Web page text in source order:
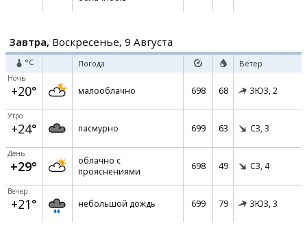
Завтра, Воскресенье, 9 Августа
°C Погода Ветер
Ночь
+20° малооблачно 698 68 ЗЮЗ, 2
Утро
+24° пасмурно 699 63 СЗ, 3
День
+29°
облачно с
прояснениями
698 49 СЗ, 4
Вечер
+21° небольшой дождь 699 79 ЗЮЗ, 3